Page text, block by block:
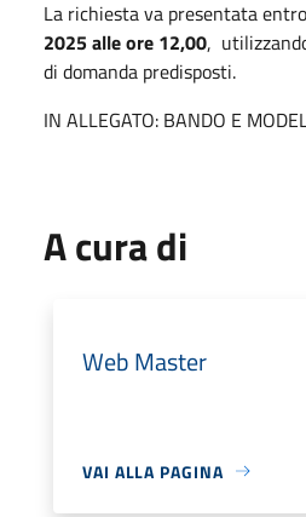
La richiesta va presentata
2025 alle ore 12,00,
di domanda predisposti.
IN ALLEGATO: BANDO E
A cura di
Web Master
VAI ALLA PAGINA